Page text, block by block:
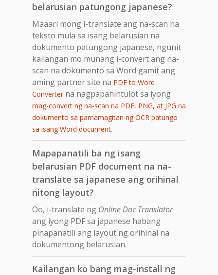
belarusian patungong japanese?
Maaari mong i-translate ang na-scan na
teksto mula sa isang belarusian na
dokumento patungong japanese, ngunit
kailangan mo munang i-convert ang na-
scan na dokumento sa Word gamit ang
aming partner site na PDF to Word
Converterna nagpapahintulot sa iyong
mag-convert ng na-scan na PDF, PNG, at JPG na
dokumento sa pamamagitan ng OCR patungo
sa isang Word document.
Mapapanatili ba ng isang
belarusian PDF document na na-
translate sa japanese ang orihinal
nitong layout?
Oo, i-translate ng Online Doc Translator
ang iyong PDF sa japanese habang
pinapanatili ang layout ng orihinal na
dokumentong belarusian.
Kailangan ko bang mag-install ng